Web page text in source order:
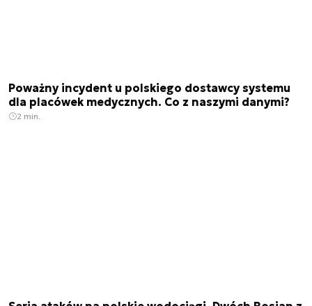
Poważny incydent u polskiego dostawcy systemu
dla placówek medycznych. Co z naszymi danymi?
2 min.